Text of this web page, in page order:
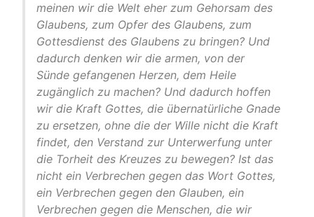
meinen wir die Welt eher zum Gehorsam des
Glaubens, zum Opfer des Glaubens, zum
Gottesdienst des Glaubens zu bringen? Und
dadurch denken wir die armen, von der
Sünde gefangenen Herzen, dem Heile
zugänglich zu machen? Und dadurch hoffen
wir die Kraft Gottes, die übernatürliche Gnade
zu ersetzen, ohne die der Wille nicht die Kraft
findet, den Verstand zur Unterwerfung unter
die Torheit des Kreuzes zu bewegen? Ist das
nicht ein Verbrechen gegen das Wort Gottes,
ein Verbrechen gegen den Glauben, ein
Verbrechen gegen die Menschen, die wir